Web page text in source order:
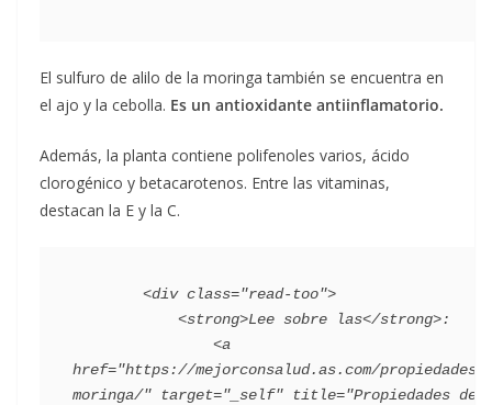
El sulfuro de alilo de la moringa también se encuentra en
el ajo y la cebolla. Es un antioxidante antiinflamatorio.
Además, la planta contiene polifenoles varios, ácido
clorogénico y betacarotenos. Entre las vitaminas,
destacan la E y la C.
href="https://mejorconsalud.as.com/propiedades-
moringa/" target="_self" title="Propiedades de